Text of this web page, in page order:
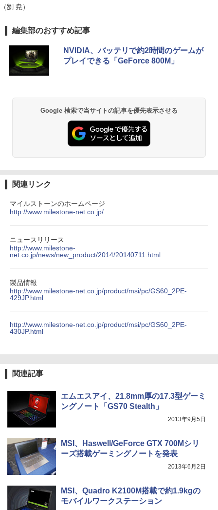
5
メモリ8GB＋SSD512GB｜日本語キーボ
ビジネス・初心者最適｜Webカメラ・大
容量バッテリー｜初期設定済みですぐ使
える！
フレームレス DI-A241DB 単品購入のみ
ジットカード決済 代金引換決済のみ
￥12,780
BRUCE WAYNE feat. Flo Milli, ATL Jacob
[Explicit]
￥250
[Explicit]
見知らぬ糸
￥250
by Amazon 天然水 ラベルレス 500ml ×24本
富士山の天然水 バナジウム含有 水 ミネラル
ウォーター ペットボトル 静岡県産 500ミリリ
ットル (Smart Basic)
【Amazon.co.jp限定】 い・ろ・は・す 2L P
ET ラベルレス ×8本
￥1,112
￥1,625
みきった日本の水 2L 8本 ラベルレス [ ケース
] [ 水分補給 ]
￥998
薬屋のひとりごと 17巻 (デジタル版ビッグガ
ンガンコミックス)
￥770
クスDIGITAL)
エース)
スーパーの裏でヤニ吸うふたり 9巻 (デジタル
（劉 尭）
編集部のおすすめ記事
NVIDIA、バッテリで約2時間のゲームが
プレイできる「GeForce 800M」
Google 検索で当サイトの記事を優先表示させる
関連リンク
マイルストーンのホームページ
http://www.milestone-net.co.jp/
ニュースリリース
http://www.milestone-
net.co.jp/news/new_product/2014/20140711.html
製品情報
http://www.milestone-net.co.jp/product/msi/pc/GS60_2PE-
429JP.html
http://www.milestone-net.co.jp/product/msi/pc/GS60_2PE-
430JP.html
関連記事
エムエスアイ、21.8mm厚の17.3型ゲーミ
ングノート「GS70 Stealth」
2013年9月5日
MSI、Haswell/GeForce GTX 700Mシリ
ーズ搭載ゲーミングノートを発表
2013年6月2日
MSI、Quadro K2100M搭載で約1.9kgの
モバイルワークステーション